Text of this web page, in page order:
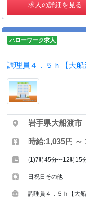
求人の詳細を見る
ハローワーク求人
調理員４．５ｈ【大船
岩手県大船渡市
時給:1,035円 ～
(1)7時45分〜12時15
日祝日その他
調理員４．５ｈ【大